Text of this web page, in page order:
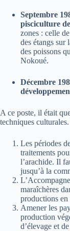
Septembre
pisciculture
zones : celle
des étangs sur
des poissons
Nokoué.
Décembre
A ce poste, il était
techniques
Les périodes
traitements
l’arachide. Il
jusqu’à la
maraîchères
productions
Amener les
production
d’élevage et